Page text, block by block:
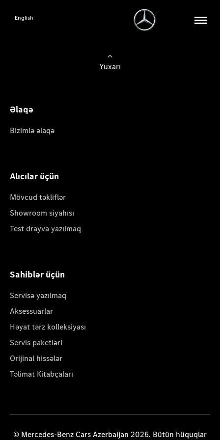
English
Yuxarı
Əlaqə
Bizimlə əlaqə
Alıcılar üçün
Mövcud təkliflər
Showroom siyahısı
Test drayva yazılmaq
Sahiblər üçün
Servisə yazılmaq
Aksessuarlar
Həyat tərz kolleksiyası
Servis paketləri
Orijinal hissələr
Təlimat Kitabçaları
© Mercedes-Benz Cars Azerbaijan 2026. Bütün hüquqlar